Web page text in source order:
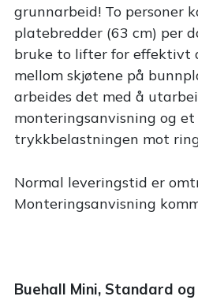
grunnarbeid! To personer
platebredder (63 cm) per
bruke to lifter for effektivt
mellom skjøtene på
arbeides det med å
monteringsanvisning og
trykkbelastningen mot
Normal leveringstid er
Monteringsanvisning
Buehall Mini, Standard og